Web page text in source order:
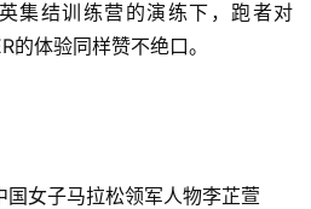
集结训练营的演练下，跑者对
的体验同样赞不绝口。
女子马拉松领军人物李芷萱